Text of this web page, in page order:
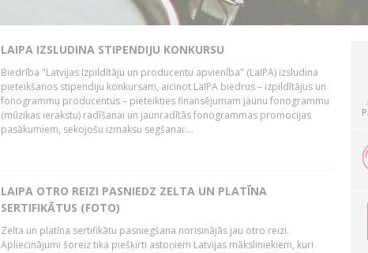
LAIPA IZSLUDINA STIPENDIJU KONKURSU
Biedrība "Latvijas Izpildītāju un producentu apvienība" (LaIPA) izsludina
pieteikšanos stipendiju konkursam, aicinot LaIPA biedrus – izpildītājus un
fonogrammu producentus – pieteikties finansējumam jaunu fonogrammu
(mūzikas ierakstu) radīšanai un jaunradītās fonogrammas promocijas
pasākumiem, sekojošu izmaksu segšanai:...
LAIPA OTRO REIZI PASNIEDZ ZELTA UN PLATĪNA
SERTIFIKĀTUS (FOTO)
Zelta un platīna sertifikātu pasniegšana norisinājās jau otro reizi.
Apliecinājumi šoreiz tika piešķirti astoņiem Latvijas māksliniekiem, kuri